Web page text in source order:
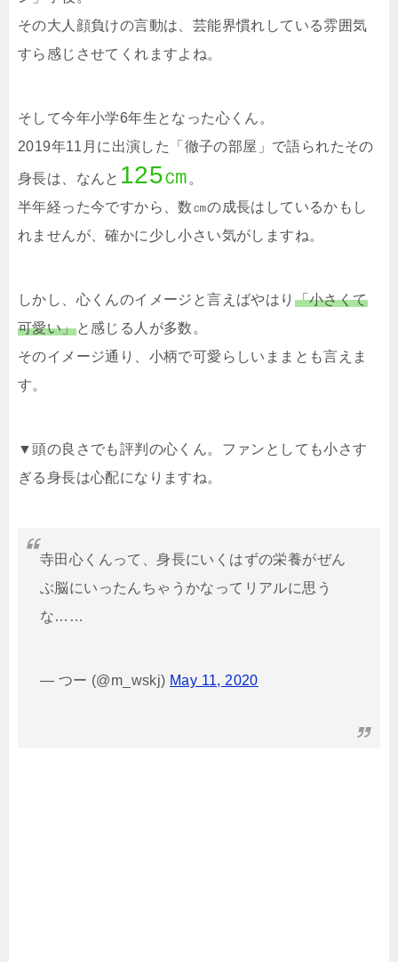
その大人顔負けの言動は、芸能界慣れしている雰囲気
すら感じさせてくれますよね。
そして今年小学6年生となった心くん。
2019年11月に出演した「徹子の部屋」で語られたその
身長は、なんと 125㎝ 。
半年経った今ですから、数㎝の成長はしているかもし
れませんが、確かに少し小さい気がしますね。
しかし、心くんのイメージと言えばやはり 「小さくて
可愛い」と感じる人が多数。
そのイメージ通り、小柄で可愛らしいままとも言えま
す。
▼頭の良さでも評判の心くん。ファンとしても小さす
ぎる身長は心配になりますね。
寺田心くんって、身長にいくはずの栄養がぜん
ぶ脳にいったんちゃうかなってリアルに思う
な……
— つー (@m_wskj) May 11, 2020